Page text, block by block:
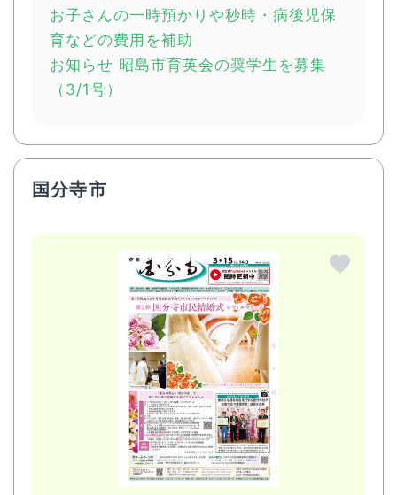
お子さんの一時預かりや秒時・病後児保
育などの費用を補助
お知らせ 昭島市育英会の奨学生を募集
（3/1号）
国分寺市